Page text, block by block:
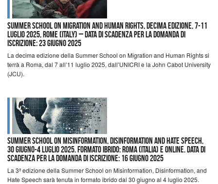
Summer School on Migration and Human Rights, Decima edizione, 7-11
luglio 2025, Rome (Italy) – Data di scadenza per la domanda di
iscrizione: 23 giugno 2025
La decima edizione della Summer School on Migration and Human Rights si
terrà a Roma, dal 7 all’11 luglio 2025, dall’UNICRI e la John Cabot University
(JCU).
Summer School on Misinformation, Disinformation and Hate Speech,
30 giugno-4 luglio 2025. Formato ibrido: Roma (Italia) e online. Data di
scadenza per la domanda di iscrizione: 16 giugno 2025
La 3ª edizione della Summer School on Misinformation, Disinformation, and
Hate Speech sarà tenuta in formato ibrido dal 30 giugno al 4 luglio 2025.